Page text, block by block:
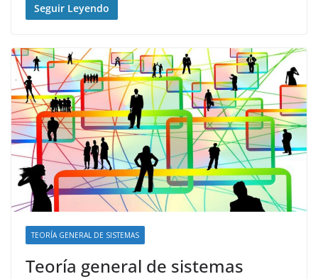
Seguir Leyendo
TEORÍA GENERAL DE SISTEMAS
Teoría general de sistemas